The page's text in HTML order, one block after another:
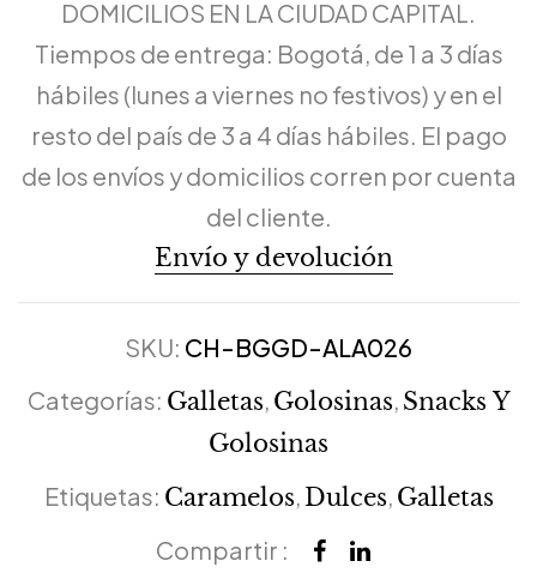
DOMICILIOS EN LA CIUDAD CAPITAL.
Tiempos de entrega: Bogotá, de 1 a 3 días
hábiles (lunes a viernes no festivos) y en el
resto del país de 3 a 4 días hábiles. El pago
de los envíos y domicilios corren por cuenta
del cliente.
Envío y devolución
SKU: CH-BGGD-ALA026
Categorías: Galletas Golosinas Snacks Y
Golosinas
Etiquetas: Caramelos Dulces Galletas
Compartir :